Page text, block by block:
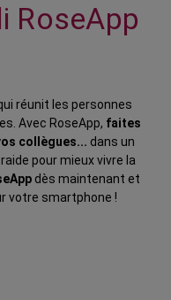
RoseApp
réunit les personnes
Avec RoseApp, faites
collègues... dans un
pour mieux vivre la
dès maintenant et
votre smartphone !